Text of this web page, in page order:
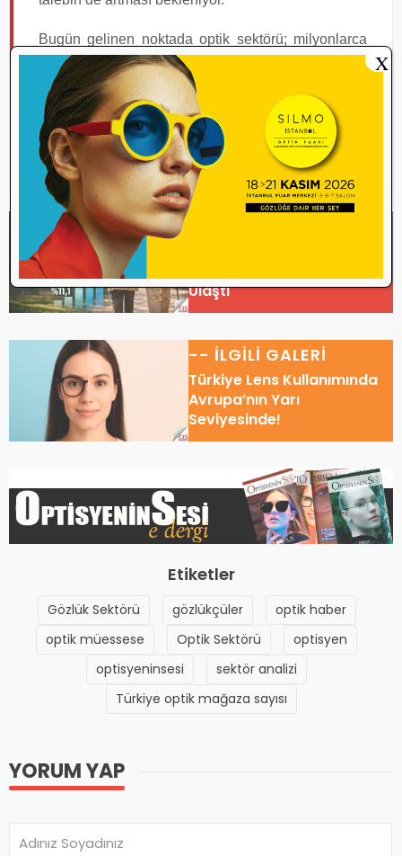
Bugün gelinen noktada optik sektörü; milyonlarca
kullanıcıya hizmet sunan, binlerce işletmeyi
kapsayan ve sağlıkla doğrudan bağlantılı yapısıyla
Türkiye’de önemli bir konumda yer almayı
sürdürüyor.
Ulaştı
-- İLGİLİ GALERİ
Türkiye Lens Kullanımında
Avrupa’nın Yarı
Seviyesinde!
Etiketler
Gözlük Sektörü gözlükçüler
optik haber
optik müessese
Optik Sektörü
optisyen
optisyeninsesi
sektör analizi
Türkiye optik mağaza sayısı
YORUM YAP
X